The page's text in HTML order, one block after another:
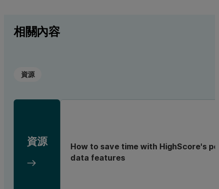
相關內容
資源
資源
How to save time with HighScore's
data features